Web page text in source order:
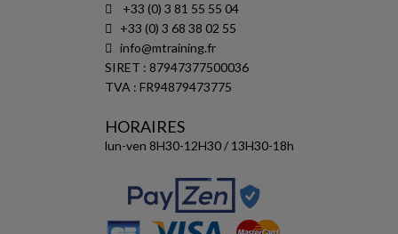
+33 (0) 3 81 55 55 04
+33 (0) 3 68 38 02 55
info@mtraining.fr
SIRET : 87947377500036
TVA : FR94879473775
HORAIRES
lun-ven 8H30-12H30 / 13H30-18h